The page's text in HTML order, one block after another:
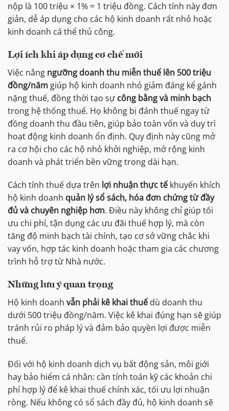
nộp là 100 triệu × 1% = 1 triệu đồng. Cách tính này đơn
giản, dễ áp dụng cho các hộ kinh doanh rất nhỏ hoặc
kinh doanh cá thể thủ công.
Lợi ích khi áp dụng cơ chế mới
Việc nâng ngưỡng doanh thu miễn thuế lên 500 triệu
đồng/năm giúp hộ kinh doanh nhỏ giảm đáng kể gánh
nặng thuế, đồng thời tạo sự công bằng và minh bạch
trong hệ thống thuế. Họ không bị đánh thuế ngay từ
đồng doanh thu đầu tiên, giúp bảo toàn vốn và duy trì
hoạt động kinh doanh ổn định. Quy định này cũng mở
ra cơ hội cho các hộ nhỏ khởi nghiệp, mở rộng kinh
doanh và phát triển bền vững trong dài hạn.
Cách tính thuế dựa trên lợi nhuận thực tế khuyến khích
hộ kinh doanh quản lý sổ sách, hóa đơn chứng từ đầy
đủ và chuyên nghiệp hơn. Điều này không chỉ giúp tối
ưu chi phí, tận dụng các ưu đãi thuế hợp lý, mà còn
tăng độ minh bạch tài chính, tạo cơ sở vững chắc khi
vay vốn, hợp tác kinh doanh hoặc tham gia các chương
trình hỗ trợ từ Nhà nước.
Những lưu ý quan trọng
Hộ kinh doanh vẫn phải kê khai thuế dù doanh thu
dưới 500 triệu đồng/năm. Việc kê khai đúng hạn sẽ giúp
tránh rủi ro pháp lý và đảm bảo quyền lợi được miễn
thuế.
Đối với hộ kinh doanh dịch vụ bất động sản, môi giới
hay bảo hiểm cá nhân: cần tính toán kỹ các khoản chi
phí hợp lý để kê khai thuế chính xác, tối ưu lợi nhuận
ròng. Nếu không có sổ sách đầy đủ, hộ kinh doanh sẽ